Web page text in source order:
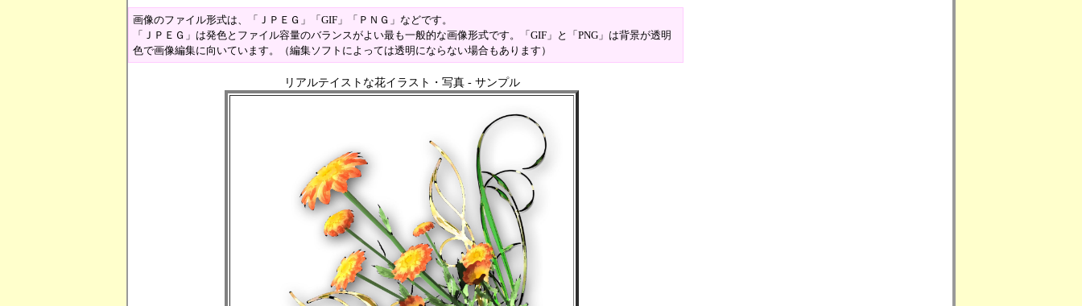
画像のファイル形式は、「ＪＰＥＧ」「GIF」「ＰＮＧ」などです。
「ＪＰＥＧ」は発色とファイル容量のバランスがよい最も一般的な画像形式です。「GIF」と「PNG」は背景が透明
色で画像編集に向いています。（編集ソフトによっては透明にならない場合もあります）
リアルテイストな花イラスト・写真 - サンプル